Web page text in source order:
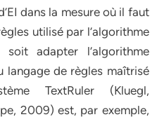
dans la mesure où il faut
utilisé par l’algorithme
soit adapter l’algorithme
langage de règles maîtrisé
TextRuler (Kluegl,
2009) est, par exemple,